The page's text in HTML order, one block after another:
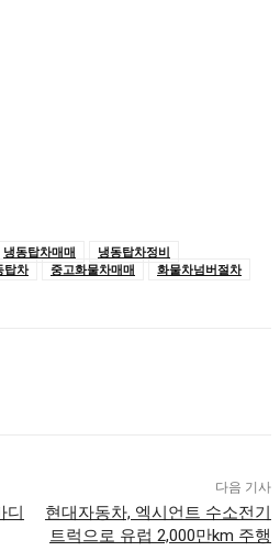
냉동탑차매매
냉동탑차정비
탑차 중고화물차매매
화물차넘버절차
디
다음 기사
현대자동차, 엑시언트 수소전기
트럭으로 유럽 2,000만km 주행